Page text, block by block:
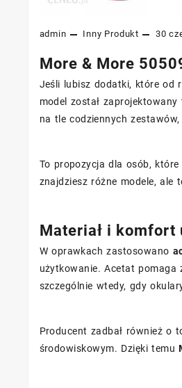
admin Inny Produkt 30
More & More
Jeśli lubisz dodatki, które od
model został
na tle codziennych
To propozycja dla osób,
znajdziesz różne modele,
Materiał i
W oprawkach zastosowano
użytkowanie. Acetat pomaga
szczególnie wtedy, gdy
Producent zadbał również o
środowiskowym. Dzięki temu